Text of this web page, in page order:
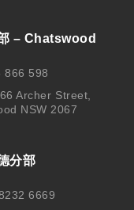
– Chatswood
866 598
Archer Street,
NSW 2067
分部
6669